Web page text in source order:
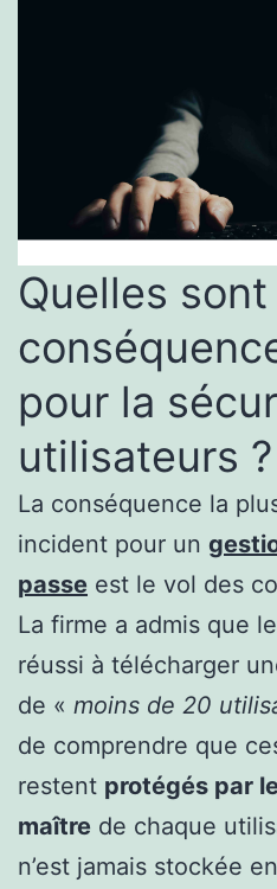
Quelles
pour la
utilisateurs ?
La conséquence la
incident pour un
passe est le vol des
La firme a admis que
réussi à télécharger
de « moins de 20
de comprendre que
restent protégés par
maître de chaque
n’est jamais stockée